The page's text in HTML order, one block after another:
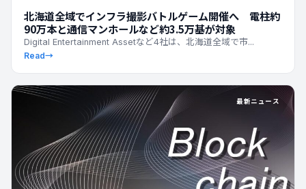
北海道全域でインフラ撮影バトルゲーム開催へ 電柱約
90万本と通信マンホールなど約3.5万基が対象
Digital Entertainment Assetなど4社は、北海道全域で市...
Read→
最新ニュース